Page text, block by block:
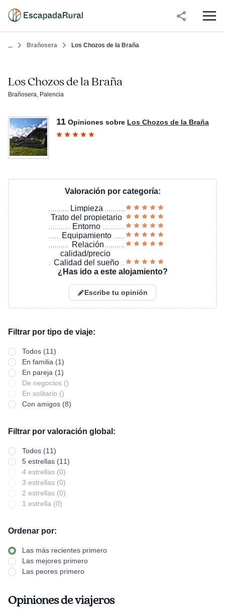
... Brañosera Los Chozos de la Braña
Los Chozos de la Braña
Brañosera, Palencia
11 Opiniones sobre Los Chozos de la Braña
Valoración por categoría:
Limpieza
Trato del propietario
Entorno
Equipamiento
Relación
calidad/precio
Calidad del sueño
¿Has ido a este alojamiento?
Escribe tu opinión
Filtrar por tipo de viaje:
Todos (11)
En familia (1)
En pareja (1)
De negocios ()
En solitario ()
Con amigos (8)
Filtrar por valoración global:
Todos (11)
5 estrellas (11)
4 estrellas (0)
3 estrellas (0)
2 estrellas (0)
1 estrella (0)
Ordenar por:
Las más recientes primero
Las mejores primero
Las peores primero
Opiniones de viajeros